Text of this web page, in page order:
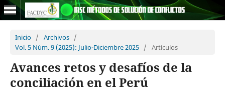
Inicio / Archivos /
Vol. 5 Núm. 9 (2025): Julio-Diciembre 2025 / Artículos
Avances retos y desafíos de la
conciliación en el Perú